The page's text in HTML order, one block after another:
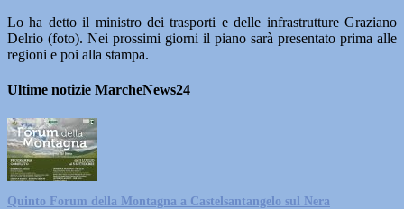
Lo ha detto il ministro dei trasporti e delle infrastrutture Graziano
Delrio (foto). Nei prossimi giorni il piano sarà presentato prima alle
regioni e poi alla stampa.
Ultime notizie MarcheNews24
Quinto Forum della Montagna a Castelsantangelo sul Nera